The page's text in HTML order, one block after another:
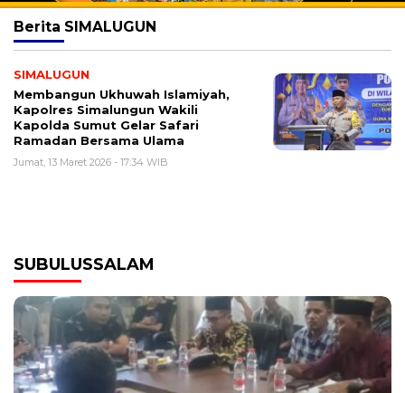
Berita SIMALUGUN
SIMALUGUN
Membangun Ukhuwah Islamiyah,
Kapolres Simalungun Wakili
Kapolda Sumut Gelar Safari
Ramadan Bersama Ulama
Jumat, 13 Maret 2026 - 17:34 WIB
SUBULUSSALAM